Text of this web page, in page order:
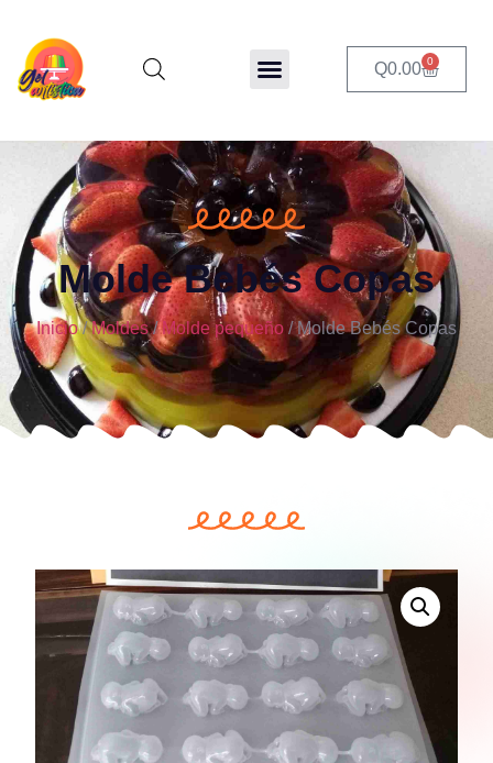
Q0.00 0
Molde Bebés Copas
Inicio/Moldes/Molde pequeño / Molde Bebés Copas